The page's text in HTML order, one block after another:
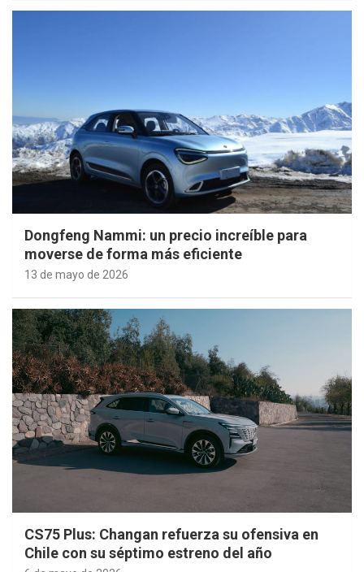
Dongfeng Nammi: un precio increíble para
moverse de forma más eficiente
13 de mayo de 2026
CS75 Plus: Changan refuerza su ofensiva en
Chile con su séptimo estreno del año